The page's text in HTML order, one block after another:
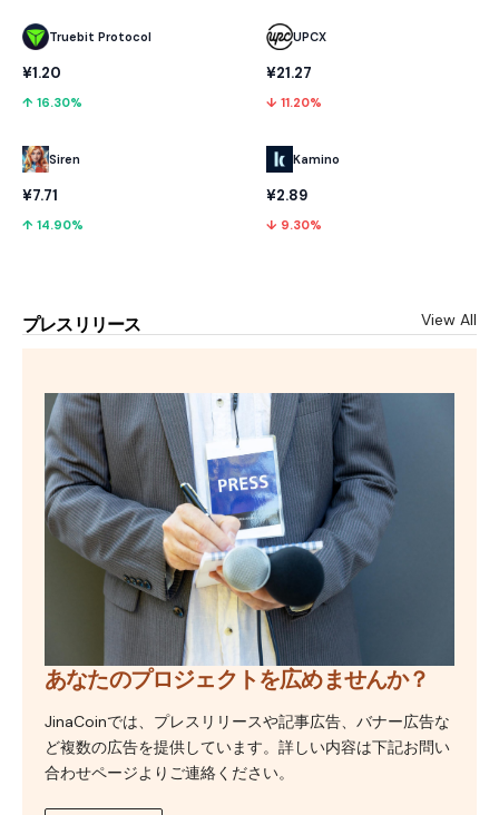
Truebit Protocol
¥1.20
↑ 16.30%
Siren
¥7.71
↑ 14.90%
UPCX
¥21.27
↓ 11.20%
Kamino
¥2.89
↓ 9.30%
プレスリリース View All
あなたのプロジェクトを広めませんか？
JinaCoinでは、プレスリリースや記事広告、バナー広告な
ど複数の広告を提供しています。詳しい内容は下記お問い
合わせページよりご連絡ください。